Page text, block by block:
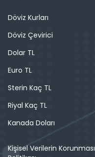
Döviz Kurları
Döviz Çevirici
Dolar TL
Euro TL
Sterin Kaç TL
Riyal Kaç TL
Kanada Doları
Kişisel Verilerin Korunması